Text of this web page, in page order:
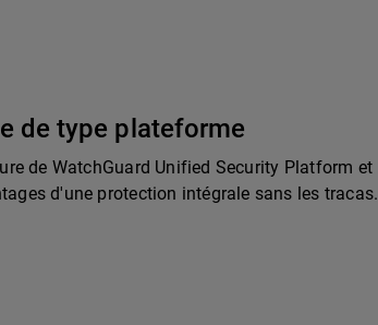
de type plateforme
de WatchGuard Unified Security Platform et
d'une protection intégrale sans les tracas.